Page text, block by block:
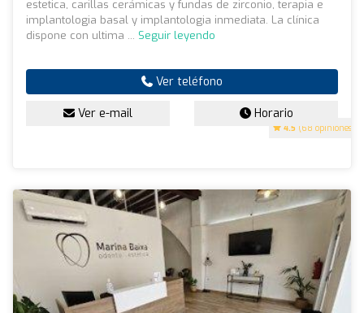
4.5 (68 opiniones)
estetica, carillas cerámicas y fundas de zirconio, terapia e
implantologia basal y implantologia inmediata. La clínica
dispone con ultima ... Seguir leyendo
Ver teléfono
Ver e-mail Horario